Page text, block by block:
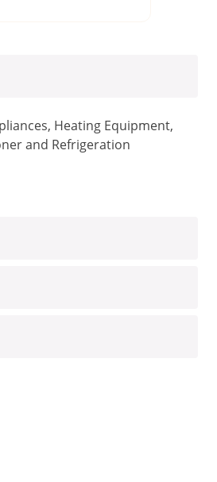
Heating Equipment,
and Refrigeration